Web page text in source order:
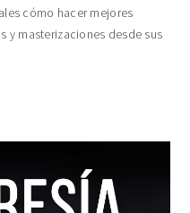
cómo hacer mejores
y masterizaciones desde sus